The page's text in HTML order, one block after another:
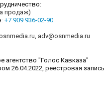
продаж)
+7 909 936-02-90
, adv@osnmedia.ru
агентство "Голос Кавказа"
26.04.2022, реестровая запись